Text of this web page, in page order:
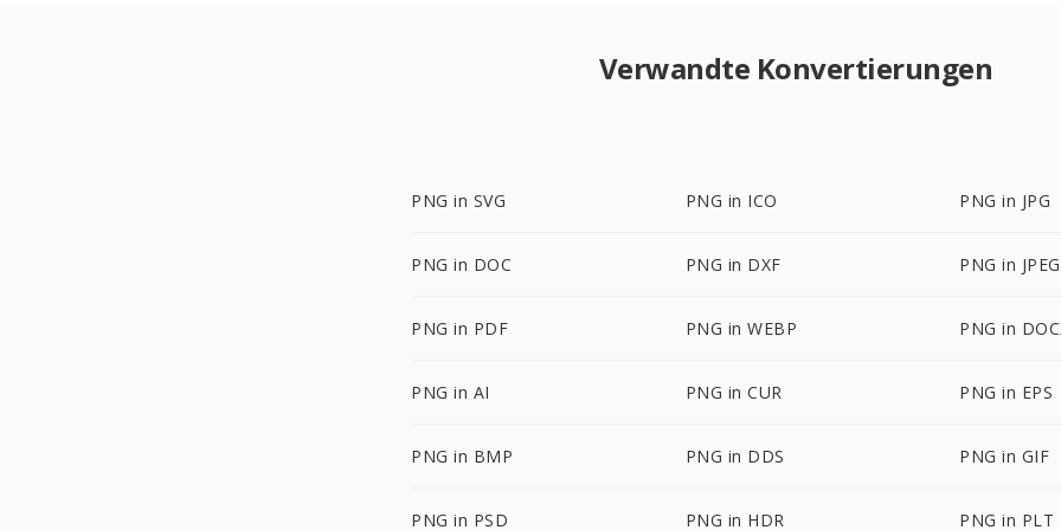
Verwandte Konvertierungen
PNG in SVG PNG in ICO PNG in JPG
PNG in DOC PNG in DXF PNG in JPEG
PNG in PDF PNG in WEBP PNG in
PNG in AI PNG in CUR PNG in EPS
PNG in BMP PNG in DDS PNG in GIF
PNG in PSD PNG in HDR PNG in PLT